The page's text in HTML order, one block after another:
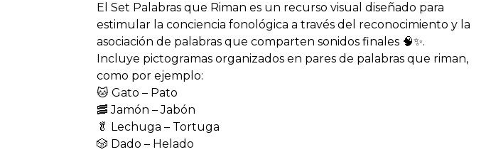
El Set Palabras que Riman es un recurso visual diseñado para
estimular la conciencia fonológica a través del reconocimiento y la
asociación de palabras que comparten sonidos finales 🧠✨.
Incluye pictogramas organizados en pares de palabras que riman,
como por ejemplo:
🐱 Gato – Pato
🥓 Jamón – Jabón
🥬 Lechuga – Tortuga
🎲 Dado – Helado